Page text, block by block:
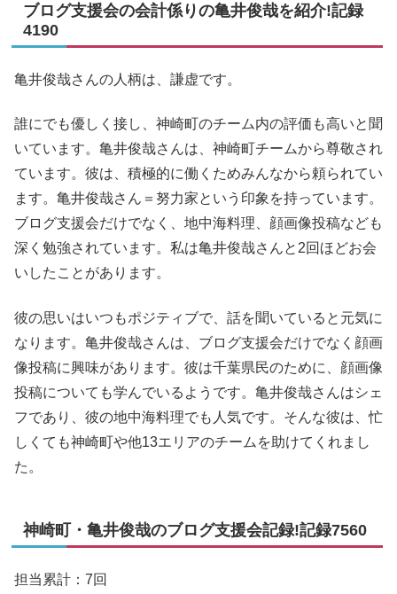
ブログ支援会の会計係りの亀井俊哉を紹介!記録
4190
亀井俊哉さんの人柄は、謙虚です。
誰にでも優しく接し、神崎町のチーム内の評価も高いと聞
いています。亀井俊哉さんは、神崎町チームから尊敬され
ています。彼は、積極的に働くためみんなから頼られてい
ます。亀井俊哉さん＝努力家という印象を持っています。
ブログ支援会だけでなく、地中海料理、顔画像投稿なども
深く勉強されています。私は亀井俊哉さんと2回ほどお会
いしたことがあります。
彼の思いはいつもポジティブで、話を聞いていると元気に
なります。亀井俊哉さんは、ブログ支援会だけでなく顔画
像投稿に興味があります。彼は千葉県民のために、顔画像
投稿についても学んでいるようです。亀井俊哉さんはシェ
フであり、彼の地中海料理でも人気です。そんな彼は、忙
しくても神崎町や他13エリアのチームを助けてくれまし
た。
神崎町・亀井俊哉のブログ支援会記録!記録7560
担当累計：7回